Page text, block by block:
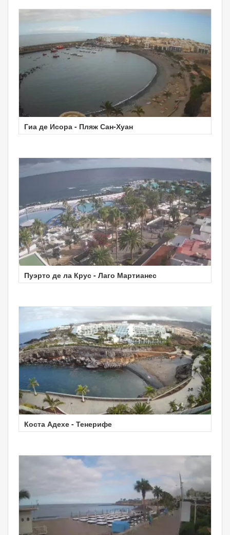
Гиа де Исора - Пляж Сан-Хуан
Пуэрто де ла Крус - Лаго Мартианес
Коста Адехе - Тенерифе